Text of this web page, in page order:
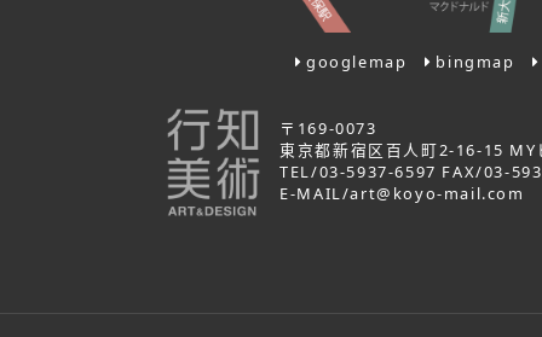
googlemap bingmap
〒169-0073
東京都新宿区百人町2-16-15 MY
TEL/03-5937-6597 FAX/03-
E-MAIL/art@koyo-mail.com